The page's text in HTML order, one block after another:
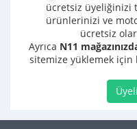
ücretsiz üyeliğinizi
ürünlerinizi ve
ücretsiz
Ayrıca N11
sitemize yüklemek